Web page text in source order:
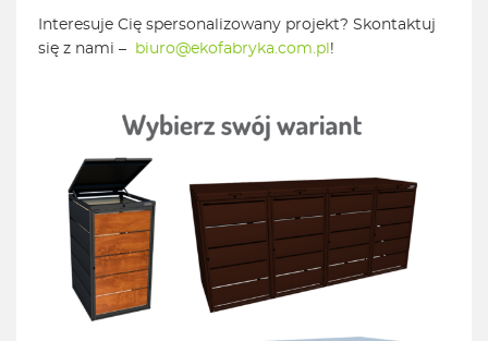
Interesuje Cię spersonalizowany projekt? Skontaktuj
się z nami –
biuro@ekofabryka.com.pl !